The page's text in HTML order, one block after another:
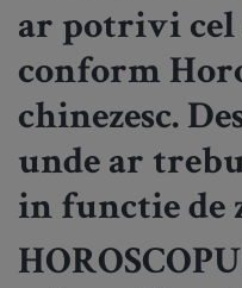
ar potrivi cel
conform
chinezesc.
unde ar
in functie de